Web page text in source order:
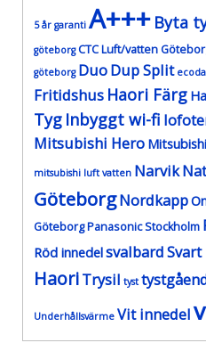
5 år garanti A+++ Byta
göteborg CTC Luft/vatten
göteborg DuoDup Split
Fritidshus Haori Färg
Tyg Inbyggt wi-fi
Mitsubishi Hero
mitsubishi luft vatten Narvik
GöteborgNordkapp
GöteborgPanasonic Stockholm
Röd innedelsvalbard
HaoriTrysil tyst
Underhållsvärme Vit innedel